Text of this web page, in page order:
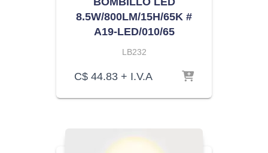
8.5W/800LM/15H/65K #
A19-LED/010/65
LB232
C$ 44.83 + I.V.A